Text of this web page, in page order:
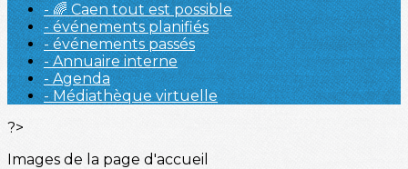
- 🌈 Caen tout est possible
- événements planifiés
- événements passés
- Annuaire interne
- Agenda
- Médiathèque virtuelle
?>
Images de la page d'accueil